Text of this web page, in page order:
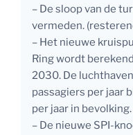
– De sloop van de
vermeden.
– Het nieuwe
Ring wordt
2030. De
passagiers per jaar
per jaar in bevolking.
– De nieuwe SPI-